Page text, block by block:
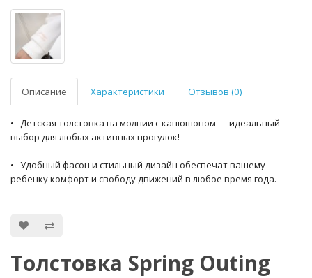
Описание Характеристики Отзывов (0)
• Детская толстовка на молнии с капюшоном — идеальный
выбор для любых активных прогулок!
• Удобный фасон и стильный дизайн обеспечат вашему
ребенку комфорт и свободу движений в любое время года.
Толстовка Spring Outing